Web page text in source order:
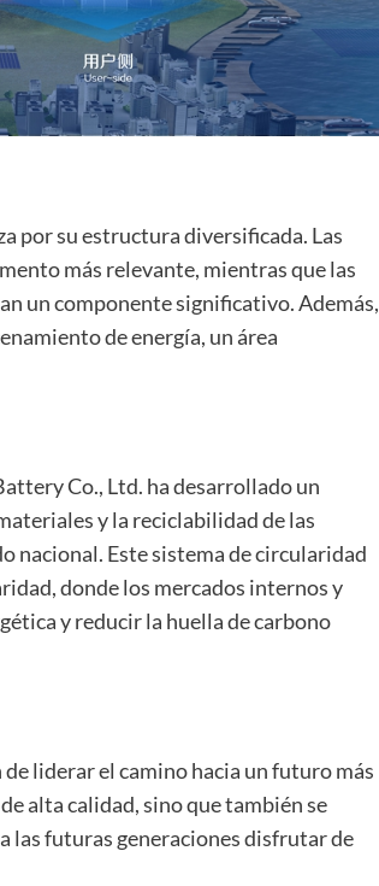
por su estructura diversificada. Las
más relevante, mientras que las
un componente significativo. Además,
de energía, un área
Co., Ltd. ha desarrollado un
y la reciclabilidad de las
nacional. Este sistema de circularidad
donde los mercados internos y
y reducir la huella de carbono
liderar el camino hacia un futuro más
alta calidad, sino que también se
las futuras generaciones disfrutar de